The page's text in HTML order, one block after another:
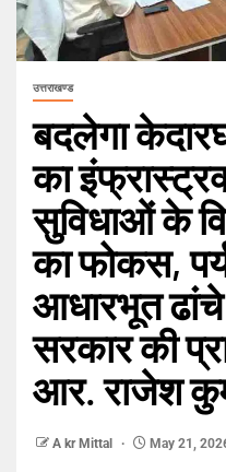
उत्तराखण्ड
बदलेगा
का
सुविधाओं के
का फोकस,
आधारभूत
सरकार की
आर. राजेश
A kr Mittal May 21,